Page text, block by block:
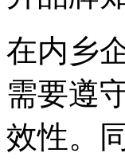
在内乡
需要遵
效性。